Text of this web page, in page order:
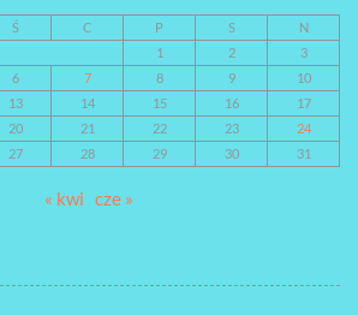
Ś C P S
N
1
2
3
6 7 8 9
10
13 14 15 16
17
20 21 22 23
24
27 28 29 30 31
« kwi cze »